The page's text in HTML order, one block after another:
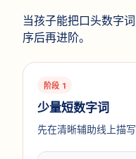
当孩子能把口头数字
序后再进阶。
阶段 1
少量短数字词
先在清晰辅助线上描